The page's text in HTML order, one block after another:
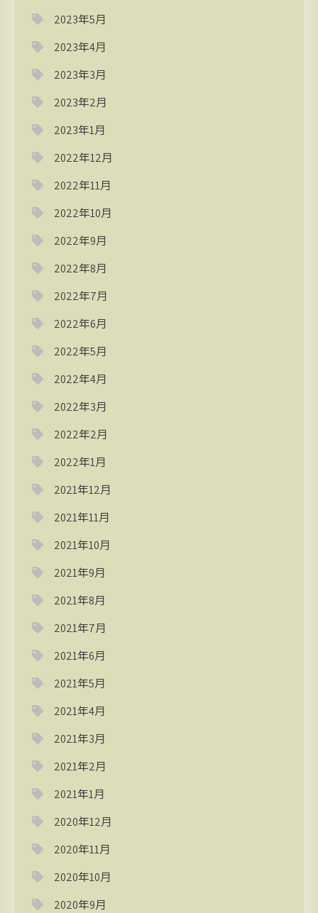
2023年5月
2023年4月
2023年3月
2023年2月
2023年1月
2022年12月
2022年11月
2022年10月
2022年9月
2022年8月
2022年7月
2022年6月
2022年5月
2022年4月
2022年3月
2022年2月
2022年1月
2021年12月
2021年11月
2021年10月
2021年9月
2021年8月
2021年7月
2021年6月
2021年5月
2021年4月
2021年3月
2021年2月
2021年1月
2020年12月
2020年11月
2020年10月
2020年9月